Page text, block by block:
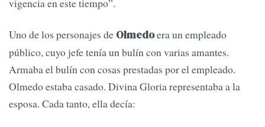
vigencia en este tiempo”.
Uno de los personajes de Olmedoera un empleado
público, cuyo jefe tenía un bulín con varias amantes.
Armaba el bulín con cosas prestadas por el empleado.
Olmedo estaba casado. Divina Gloria representaba a la
esposa. Cada tanto, ella decía: